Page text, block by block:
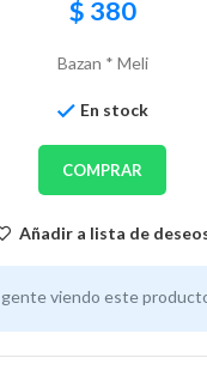
$ 380
Bazan * Meli
En stock
COMPRAR
Añadir a lista de
gente viendo este